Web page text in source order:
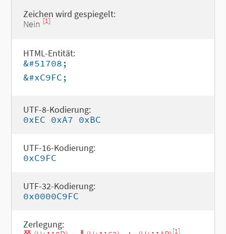
Zeichen wird gespiegelt:
Nein [1]
HTML-Entität:
&#51708;
&#xC9FC;
UTF-8-Kodierung:
0xEC 0xA7 0xBC
UTF-16-Kodierung:
0xC9FC
UTF-32-Kodierung:
0x0000C9FC
Zerlegung:
[1]